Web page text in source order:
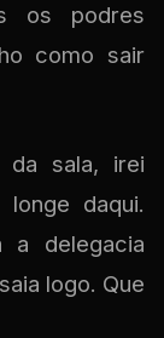
os podres
como sair
da sala, irei
daqui.
a delegacia
logo. Que